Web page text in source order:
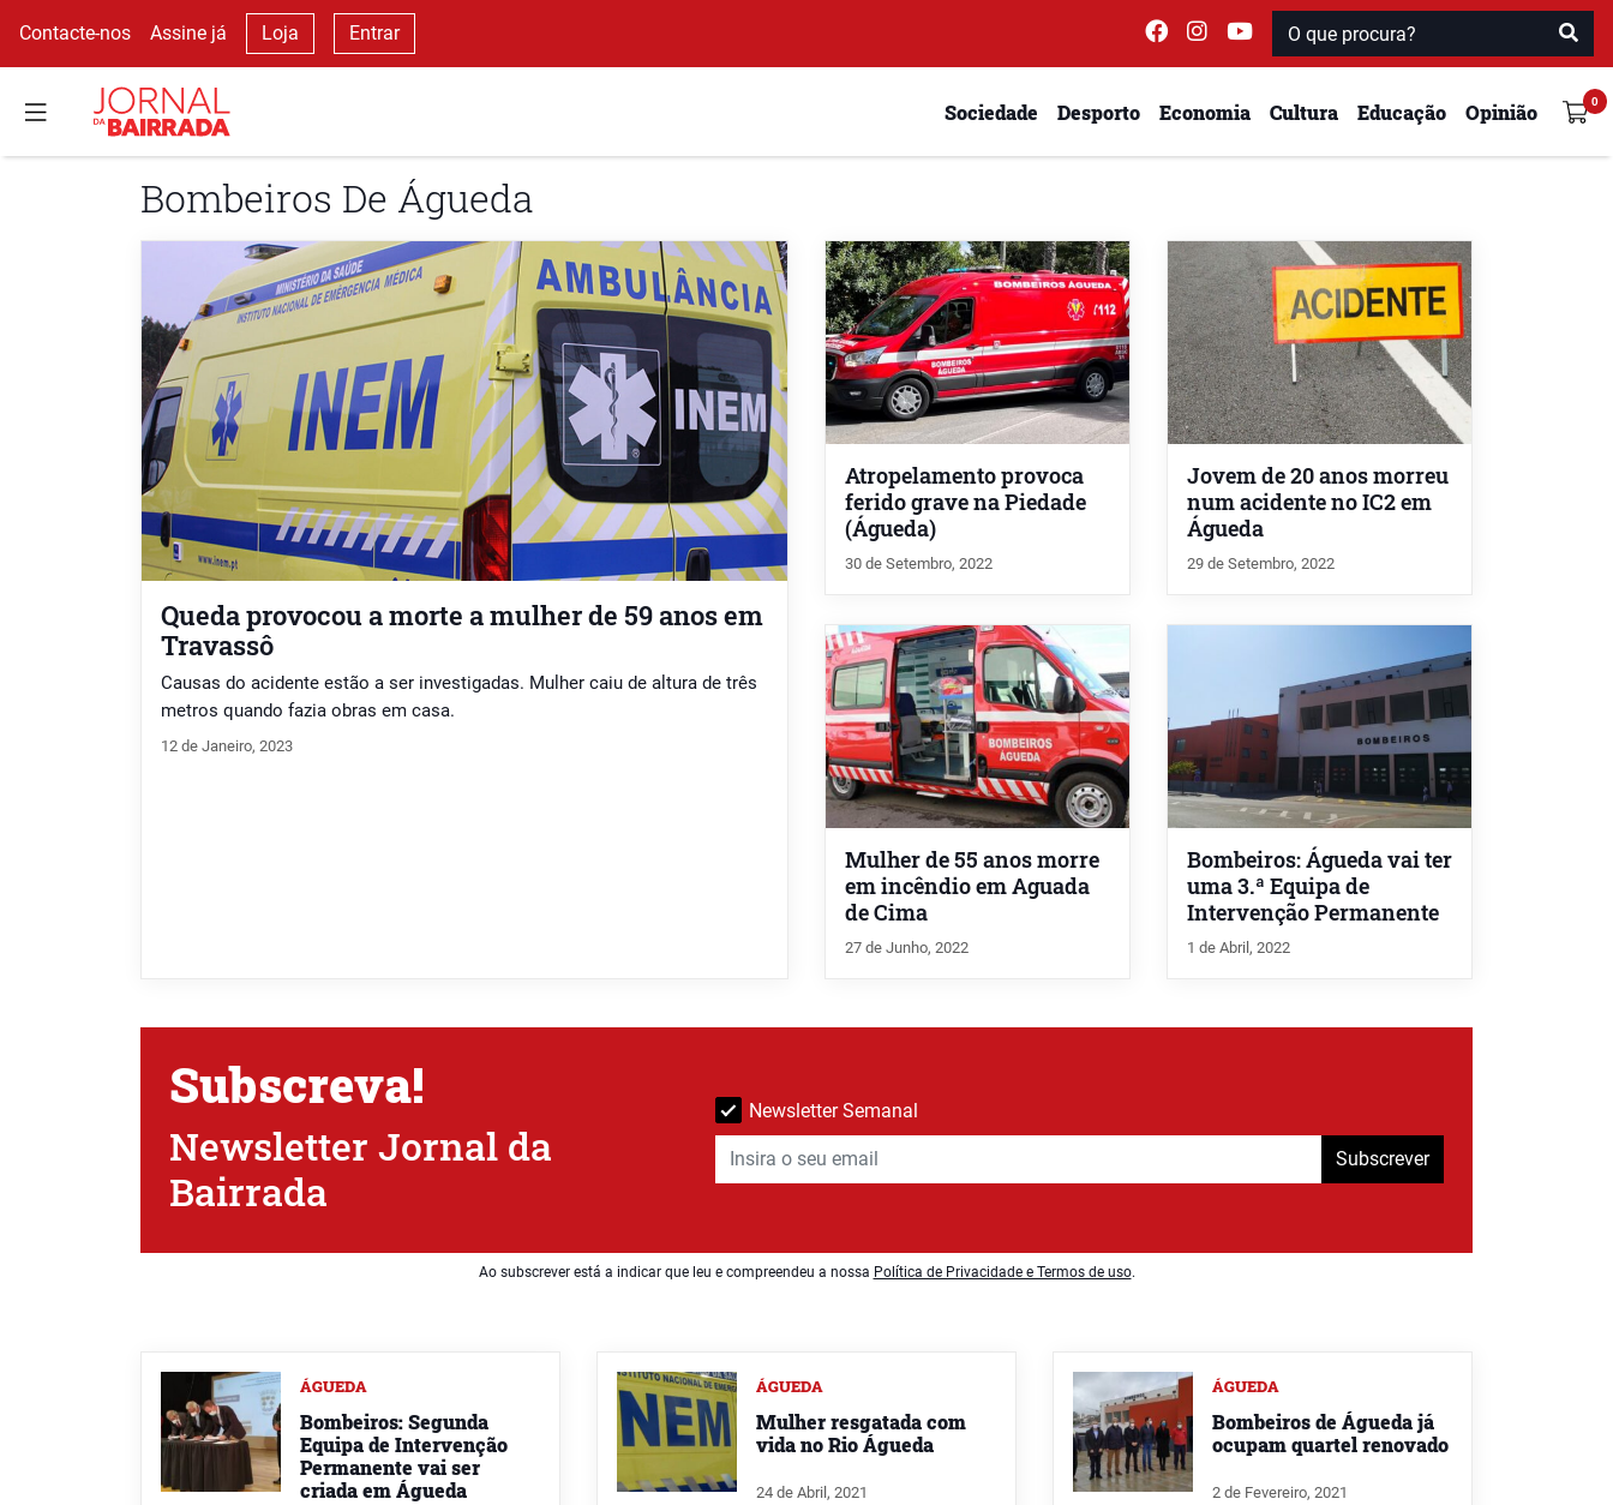
Contacte-nos Assine já Loja Entrar
Sociedade Desporto Economia Cultura Educação Opinião
Bombeiros De Águeda
Queda provocou a morte a mulher de 59 anos em
Travassô
Causas do acidente estão a ser investigadas. Mulher caiu de altura de três
metros quando fazia obras em casa.
12 de Janeiro, 2023
Atropelamento provoca
ferido grave na Piedade
(Águeda)
30 de Setembro, 2022
Jovem de 20 anos morreu
num acidente no IC2 em
Águeda
29 de Setembro, 2022
Mulher de 55 anos morre
em incêndio em Aguada
de Cima
27 de Junho, 2022
Bombeiros: Águeda vai ter
uma 3.ª Equipa de
Intervenção Permanente
1 de Abril, 2022
Subscreva!
Newsletter Jornal da
Bairrada
Newsletter Semanal
Subscrever
Ao subscrever está a indicar que leu e compreendeu a nossa Política de Privacidade e Termos de uso.
ÁGUEDA
Bombeiros: Segunda
Equipa de Intervenção
Permanente vai ser
criada em Águeda
ÁGUEDA
Mulher resgatada com
vida no Rio Águeda
24 de Abril, 2021
ÁGUEDA
Bombeiros de Águeda já
ocupam quartel renovado
2 de Fevereiro, 2021